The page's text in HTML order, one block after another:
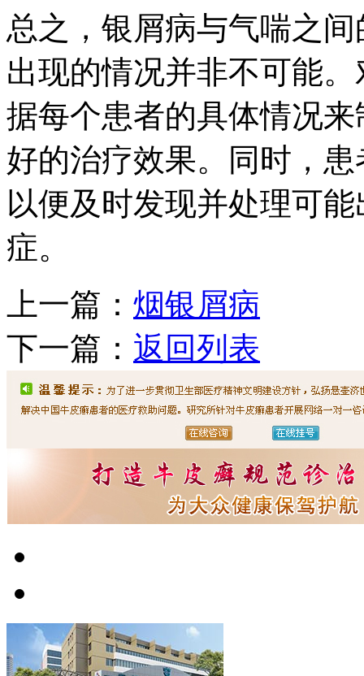
总之，银屑病与气喘之
出现的情况并非不可能
据每个患者的具体情况
好的治疗效果。同时，
以便及时发现并处理可
症。
上一篇： 烟银屑病
下一篇： 返回列表